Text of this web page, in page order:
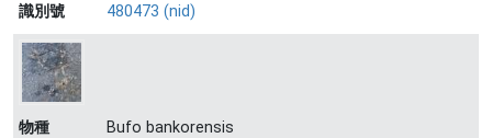
識別號
480473 (nid)
物種
Bufo bankorensis